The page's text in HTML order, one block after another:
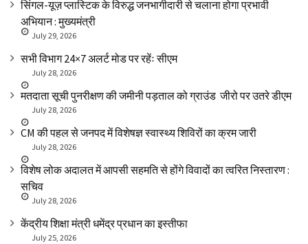
सिंगल-यूज़ प्लास्टिक के विरुद्ध जनभागीदारी से चलाना होगा प्रभावी
अभियान : मुख्यमंत्री
July 29, 2026
सभी विभाग 24×7 अलर्ट मोड पर रहेंः सीएम
July 28, 2026
मतदाता सूची पुनरीक्षण की जमीनी पड़ताल को ग्राउंड जीरो पर उतरे डीएम
July 28, 2026
CM की पहल से जनपद में विशेषज्ञ स्वास्थ्य शिविरों का क्रम जारी
July 28, 2026
विशेष लोक अदालत में आपसी सहमति से होंगे विवादों का त्वरित निस्तारण :
सचिव
July 28, 2026
केंद्रीय शिक्षा मंत्री धमेंद्र प्रधान का इस्तीफा
July 25, 2026